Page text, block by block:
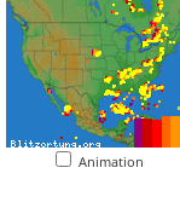
Animation